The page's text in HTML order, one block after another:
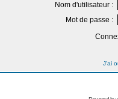
Nom d'utilisateur :
Mot de passe :
J'ai